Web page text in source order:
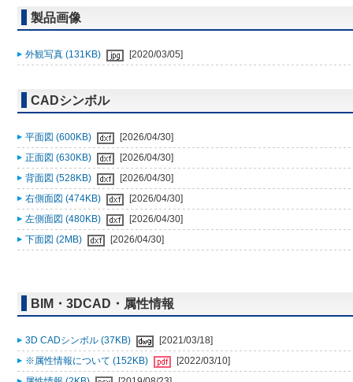
製品画像
外観写真 (131KB) [2020/03/05]
CADシンボル
平面図 (600KB)
[2026/04/30]
正面図 (630KB)
[2026/04/30]
背面図 (528KB)
[2026/04/30]
右側面図 (474KB)
[2026/04/30]
左側面図 (480KB)
[2026/04/30]
下面図 (2MB)
[2026/04/30]
BIM・3DCAD・属性情報
3D CADシンボル (37KB)
[2021/03/18]
※属性情報について (152KB)
[2022/03/10]